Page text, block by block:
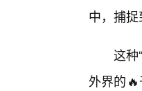
中，捕
这种
外界的